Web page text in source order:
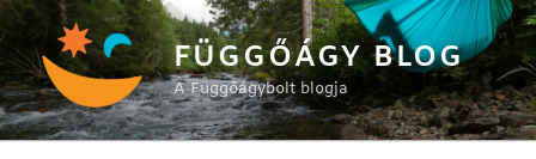
Tartalomhoz
FÜGGŐÁGY BLOG
A Függőágybolt blogja